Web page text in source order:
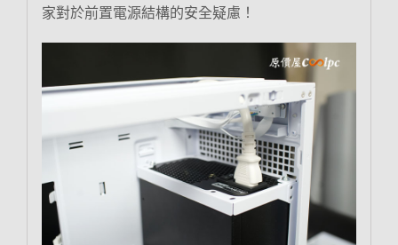
家對於前置電源結構的安全疑慮！